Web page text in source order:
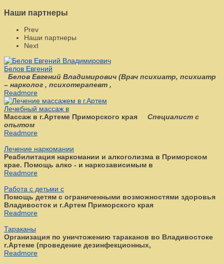
Наши партнеры
Prev
Наши партнеры
Next
Белов Евгений
Белов Евгений Владимирович (Врач психиатр, психиатр
– нарколог , психотерапевт ,
Readmore
Лечебный массаж в
Массаж в г.Артеме Приморского края
Специалист с
опытом
Readmore
Лечение наркомании
Реабилитация наркомании и алкоголизма в Приморском
крае. Помощь алко - и наркозависимым в
Readmore
Работа с детьми с
Помощь детям с ограниченными возможностями здоровья
Владивосток и г.Артем Приморского края
Readmore
Тараканы
Организация по уничтожению тараканов во Владивостоке
г.Артеме (проведение дезинфекционных,
Readmore